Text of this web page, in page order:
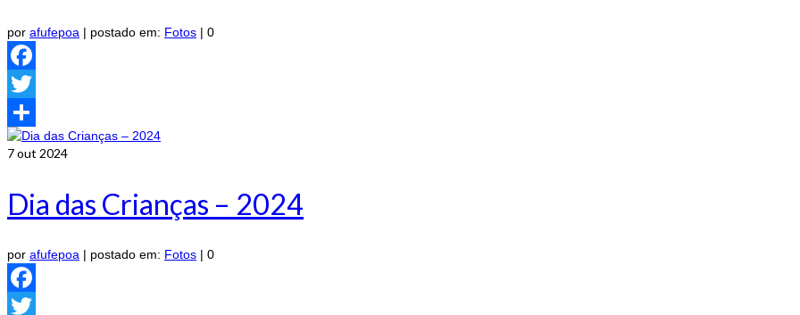
por afufepoa | postado em: Fotos | 0
Facebook
Twitter
Share
7out 2024
Dia das Crianças – 2024
por afufepoa | postado em: Fotos | 0
Facebook